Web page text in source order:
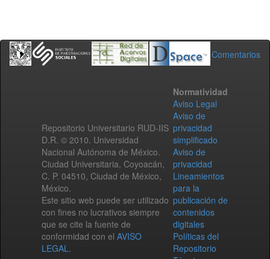
Comentarios
Repositorio Universitario RUD-IIS
D.R. © 2010. Universidad
Nacional Autónoma de México.
Ciudad Universitaria, Coyoacán,
C. P. 04510, Ciudad de México,
México.
Este sitio web puede ser utilizado
con fines no lucrativos siempre
que se cite la fuente de
conformidad con el AVISO
LEGAL.
Normatividad
Aviso Legal
Aviso de
privacidad
simplificado
Aviso de
privacidad
Lineamientos
para la
publicación de
contenidos
digitales
Políticas del
Repositorio